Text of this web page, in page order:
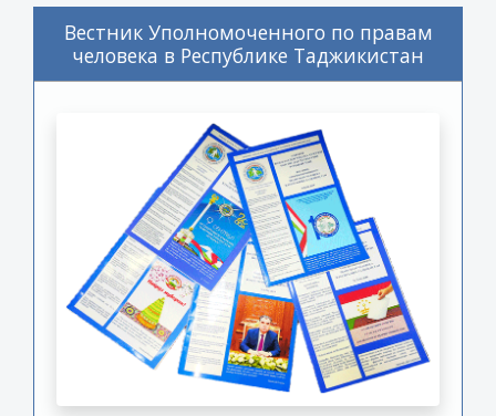
Вестник Уполномоченного по правам
человека в Республике Таджикистан